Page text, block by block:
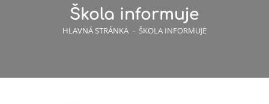
Škola informuje
HLAVNÁ STRÁNKA - ŠKOLA INFORMUJE